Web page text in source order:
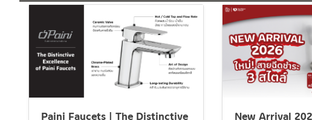
Paini Faucets | The Distinctive
New Arrival